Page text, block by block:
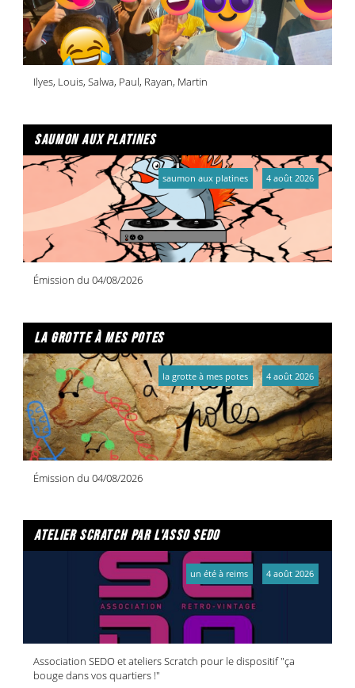
Ilyes, Louis, Salwa, Paul, Rayan, Martin
saumon aux platines
Émission du 04/08/2026
saumon aux platines 4 août 2026
la grotte à mes potes
Émission du 04/08/2026
la grotte à mes potes 4 août 2026
atelier scratch par l'asso sedo
Association SEDO et ateliers Scratch pour le dispositif "ça
bouge dans vos quartiers !"
un été à reims 4 août 2026